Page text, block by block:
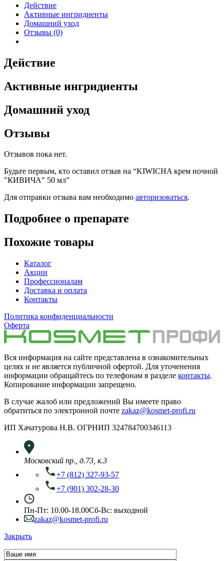
Действие
Активные ингридиенты
Домашний уход
Отзывы (0)
Действие
Активные ингридиенты
Домашний уход
Отзывы
Отзывов пока нет.
Будьте первым, кто оставил отзыв на “KIWICHA крем ночной
"КИВИЧА" 50 мл”
Для отправки отзыва вам необходимо авторизоваться.
Подробнее о препарате
Похожие товары
Каталог
Акции
Профессионалам
Доставка и оплата
Контакты
Политика конфиденциальности
Оферта
Вся информация на сайте представлена в ознакомительных
целях и не является публичной офертой. Для уточенения
информации обращайтесь по телефонам в разделе контакты.
Копирование информации запрещено.
В случае жалоб или предложений Вы имеете право
обратиться по электронной почте zakaz@kosmet-profi.ru
ИП Хачатурова Н.В. ОГРНИП 324784700346113
Московский пр., д.73, к.3
+7 (812) 327-93-57
+7 (901) 302-28-30
Пн-Пт: 10.00-18.00Сб-Вс: выходной
zakaz@kosmet-profi.ru
Закрыть